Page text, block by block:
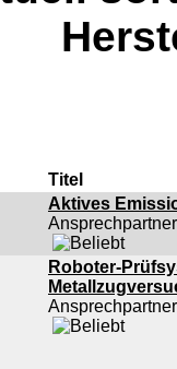
Titel
Aktives
Roboter-